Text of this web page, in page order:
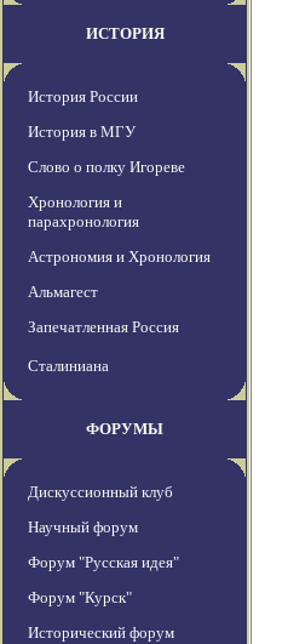
ИСТОРИЯ
История России
История в МГУ
Слово о полку Игореве
Хронология и
парахронология
Астрономия и Хронология
Альмагест
Запечатленная Россия
Сталиниана
ФОРУМЫ
Дискуссионный клуб
Научный форум
Форум "Русская идея"
Форум "Курск"
Исторический форум